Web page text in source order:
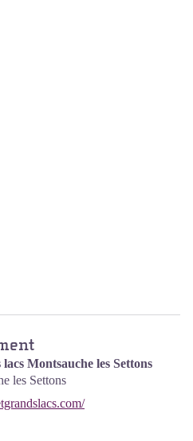
Montsauche les Settons
les Settons